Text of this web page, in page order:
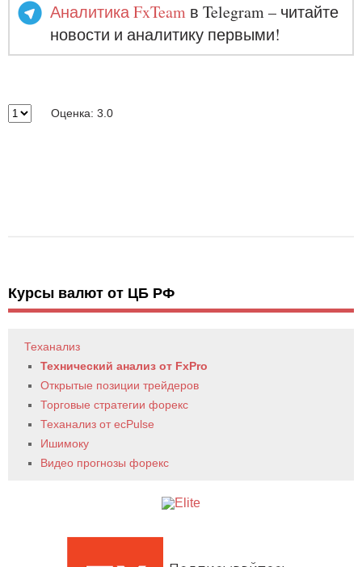
Аналитика FxTeam в Telegram – читайте
новости и аналитику первыми!
Оценка: 3.0
Курсы валют от ЦБ РФ
Теханализ
Технический анализ от FxPro
Открытые позиции трейдеров
Торговые стратегии форекс
Теханализ от ecPulse
Ишимоку
Видео прогнозы форекс